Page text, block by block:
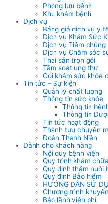
Phòng lưu bệnh
Khu khám bệnh
Dịch vụ
Bảng giá dịch vụ y
Dịch vụ Khám Sức
Dịch vụ Tiêm chủng
Dịch vụ Chăm sóc
Thai sản trọn gói
Tầm soát ung thư
Gói khám sức khỏe
Tin tức – Sự kiện
Quản lý chất lượng
Thông tin sức khỏe
Thông tin
Thông tin
Tin tức hoạt động
Thành tựu chuyên
Đoàn Thanh Niên
Dành cho khách hàng
Nội quy bệnh viện
Quy trình khám
Quy định thăm nuôi
Quy định Bảo hiểm
HƯỚNG DẪN SỬ
Chương trình
Bảo lãnh viện phí